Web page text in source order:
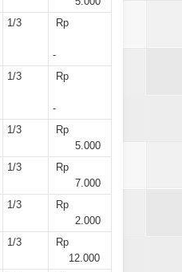
1/3 Rp
-
1/3 Rp
-
1/3
Rp
5.000
1/3
Rp
7.000
1/3
Rp
2.000
1/3
Rp
12.000